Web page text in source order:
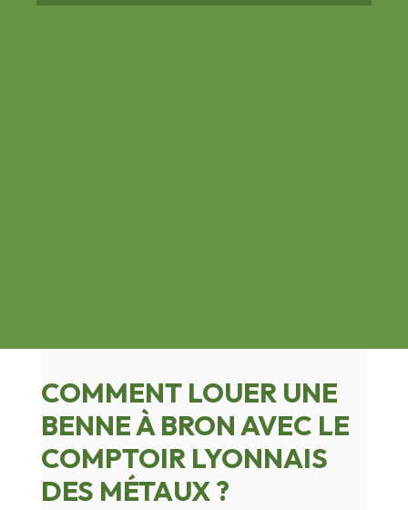
COMMENT LOUER UNE
BENNE À BRON AVEC LE
COMPTOIR LYONNAIS
DES MÉTAUX ?